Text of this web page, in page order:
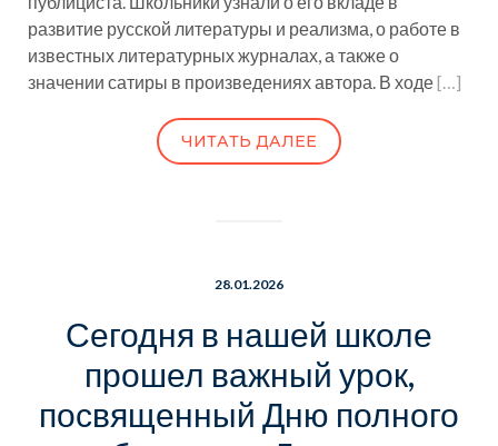
развитие русской литературы и реализма, о работе в
известных литературных журналах, а также о
значении сатиры в произведениях автора. В ходе[…]
ЧИТАТЬ ДАЛЕЕ
28.01.2026
Сегодня в нашей школе
прошел важный урок,
посвященный Дню полного